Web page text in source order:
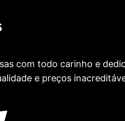
com todo carinho e
e preços